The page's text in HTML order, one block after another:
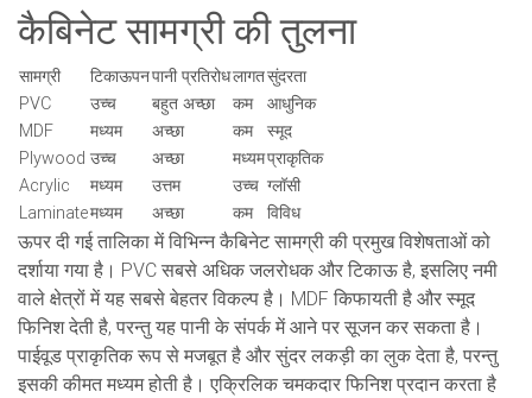
कैबिनेट सामग्री की तुलना
सामग्री टिकाऊपनपानी प्रतिरोधलागतसुंदरता
PVC
उच्च बहुत अच्छा कम
आधुनिक
MDF
मध्यम अच्छा कम
स्मूद
Plywood उच्च अच्छा मध्यमप्राकृतिक
Acrylic
मध्यम उत्तम उच्च ग्लॉसी
Laminateमध्यम अच्छा कम विविध
ऊपर दी गई तालिका में विभिन्न कैबिनेट सामग्री की प्रमुख विशेषताओं को
दर्शाया गया है। PVC सबसे अधिक जलरोधक और टिकाऊ है, इसलिए नमी
वाले क्षेत्रों में यह सबसे बेहतर विकल्प है। MDF किफायती है और स्मूद
फिनिश देती है, परन्तु यह पानी के संपर्क में आने पर सूजन कर सकता है।
पाईवूड प्राकृतिक रूप से मजबूत है और सुंदर लकड़ी का लुक देता है, परन्तु
इसकी कीमत मध्यम होती है। एक्रिलिक चमकदार फिनिश प्रदान करता है